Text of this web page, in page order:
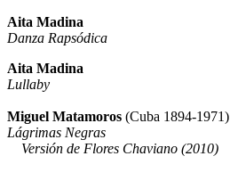
Aita Madina
Danza Rapsódica
Aita Madina
Lullaby
Miguel Matamoros ​(Cuba 1894-1971)
Lágrimas Negras
Versión de Flores Chaviano (2010)